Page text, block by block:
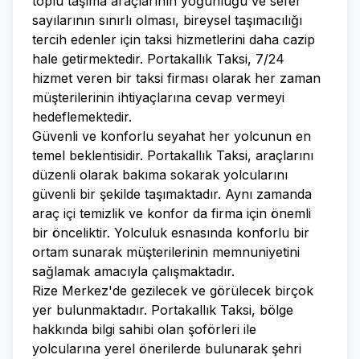
sayılarının sınırlı olması, bireysel taşımacılığı
tercih edenler için taksi hizmetlerini daha cazip
hale getirmektedir. Portakallık Taksi, 7/24
hizmet veren bir taksi firması olarak her zaman
müşterilerinin ihtiyaçlarına cevap vermeyi
hedeflemektedir.
Güvenli ve konforlu seyahat her yolcunun en
temel beklentisidir. Portakallık Taksi, araçlarını
düzenli olarak bakıma sokarak yolcularını
güvenli bir şekilde taşımaktadır. Aynı zamanda
araç içi temizlik ve konfor da firma için önemli
bir önceliktir. Yolculuk esnasında konforlu bir
ortam sunarak müşterilerinin memnuniyetini
sağlamak amacıyla çalışmaktadır.
Rize Merkez'de gezilecek ve görülecek birçok
yer bulunmaktadır. Portakallık Taksi, bölge
hakkında bilgi sahibi olan şoförleri ile
yolcularına yerel önerilerde bulunarak şehri